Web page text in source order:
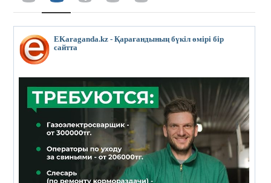
EKaraganda.kz - Қарағандының бүкіл өмірі бір
сайтта